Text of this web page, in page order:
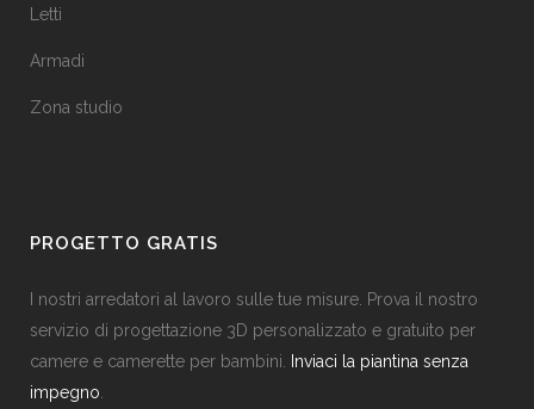
Letti
Armadi
Zona studio
PROGETTO GRATIS
I nostri arredatori al lavoro sulle tue misure. Prova il nostro
servizio di progettazione 3D personalizzato e gratuito per
camere e camerette per bambini.
Inviaci la piantina senza
impegno